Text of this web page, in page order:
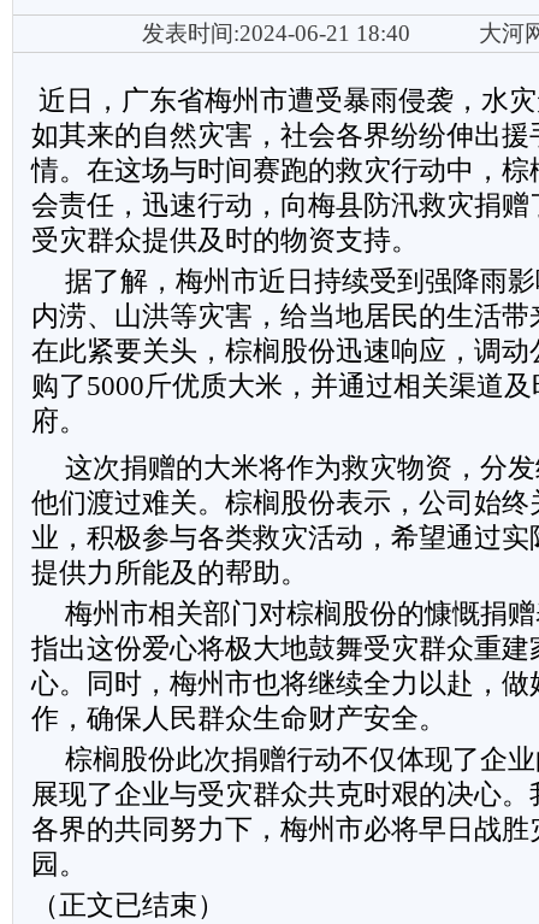
发表时间:2024-06-21 18:40 大河
近日，广东省梅州市遭受暴雨侵袭，水
如其来的自然灾害，社会各界纷纷伸出
情。在这场与时间赛跑的救灾行动中，
会责任，迅速行动，向梅县防汛救灾捐赠
受灾群众提供及时的物资支持。
据了解，梅州市近日持续受到强降雨
内涝、山洪等灾害，给当地居民的生活
在此紧要关头，棕榈股份迅速响应，调
购了5000斤优质大米，并通过相关渠道
府。
这次捐赠的大米将作为救灾物资，分
他们渡过难关。棕榈股份表示，公司始
业，积极参与各类救灾活动，希望通过
提供力所能及的帮助。
梅州市相关部门对棕榈股份的慷慨捐
指出这份爱心将极大地鼓舞受灾群众重
心。同时，梅州市也将继续全力以赴，
作，确保人民群众生命财产安全。
棕榈股份此次捐赠行动不仅体现了企
展现了企业与受灾群众共克时艰的决心
各界的共同努力下，梅州市必将早日战
园。
（正文已结束）